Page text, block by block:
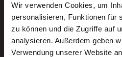
Wir verwenden Cookies, um
personalisieren, Funktionen für
zu können und die Zugriffe auf
analysieren. Außerdem geben
Verwendung unserer Website
Neue Stellen
Ein kostenloser